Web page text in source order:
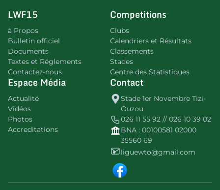
LWF15
à Propos
Bulletin officiel
Documents
Textes et Réglements
Contactez-nous
Competitions
Clubs
Calendriers et Résultats
Classements
Stades
Centre des Statistiques
Espace Média
Actualité
Vidéos
Photos
Accreditations
Contact
Stade 1er Novembre Tizi-
Ouzou
026 11 55 92 // 026 10 39 02
BNA : 00100581 02000
35560 69
liguewto@gmail.com